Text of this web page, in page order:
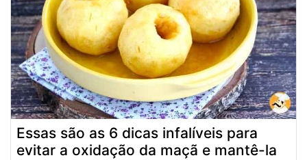
Essas são as 6 dicas infalíveis para
evitar a oxidação da maçã e mantê-la